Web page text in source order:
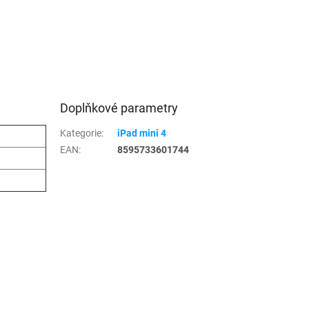
Doplňkové parametry
Kategorie:
iPad mini 4
EAN: 8595733601744